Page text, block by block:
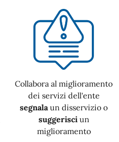
Collabora al miglioramento
dei servizi dell'ente
segnala un disservizio o
suggerisciun
miglioramento